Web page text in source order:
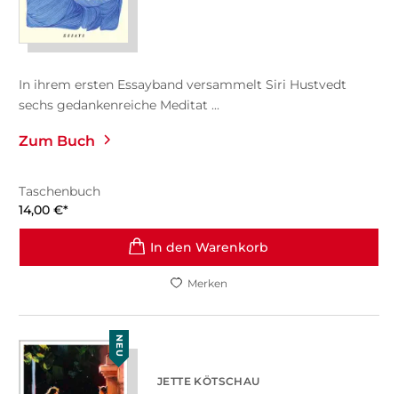
In ihrem ersten Essayband versammelt Siri Hustvedt
sechs gedankenreiche Meditat ...
Zum Buch
Taschenbuch
14,00 €*
In den Warenkorb
Merken
NEU
JETTE KÖTSCHAU